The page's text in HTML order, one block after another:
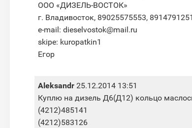
ООО «ДИЗЕЛЬ-ВОСТОК»
г. Владивосток, 89025575553,
e-mail: dieselvostok@mail.ru
skipe: kuropatkin1
Егор
Aleksandr 25.12.2014 13:51
Куплю на дизель Д6(Д12) кольцо
(4212)485141
(4212)583126